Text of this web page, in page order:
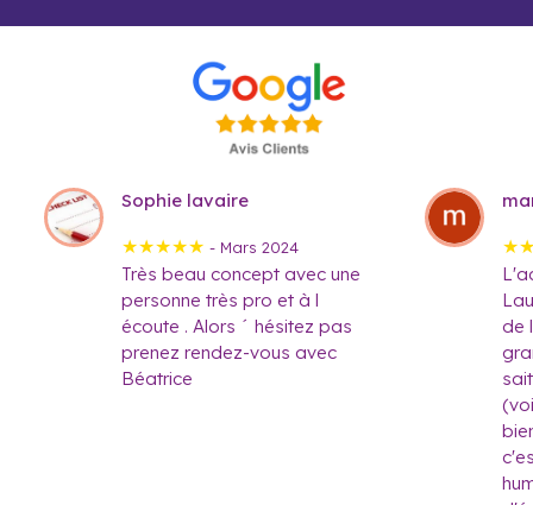
Sophie lavaire
★★★★★ - Mars 2024
Très beau concept avec une
personne très pro et à l
écoute . Alors ´ hésitez pas
prenez rendez-vous avec
Béatrice
de